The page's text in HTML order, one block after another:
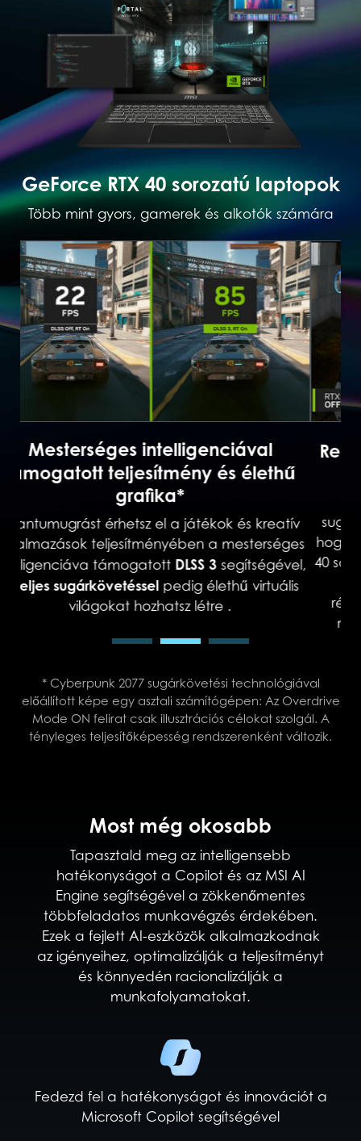
GeForce RTX 40 sorozatú laptopok
Több mint gyors, gamerek és alkotók számára
Optimalizált erő és teljesítmény
Az NVIDIA Max-Qegy mesterséges
intelligenciával támogatott technológiák fejlett
csomagja, mely a csúcsteljesítmény érdekében
optimalizálja a rendszert. A segítségével
villámgyors laptopok építhetők, melyek
ráadásul vékonyak, csendesek, és az
akkumulátor-üzemidejük is lenyűgöző.
* Cyberpunk 2077 sugárkövetési technológiával
előállított képe egy asztali számítógépen: Az Overdrive
Mode ON felirat csak illusztrációs célokat szolgál. A
tényleges teljesítőképesség rendszerenként változik.
Most még okosabb
Tapasztald meg az intelligensebb
hatékonyságot a Copilot és az MSI AI
Engine segítségével a zökkenőmentes
többfeladatos munkavégzés érdekében.
Ezek a fejlett AI-eszközök alkalmazkodnak
az igényeihez, optimalizálják a teljesítményt
és könnyedén racionalizálják a
munkafolyamatokat.
Fedezd fel a hatékonyságot és innovációt a
Microsoft Copilot segítségével